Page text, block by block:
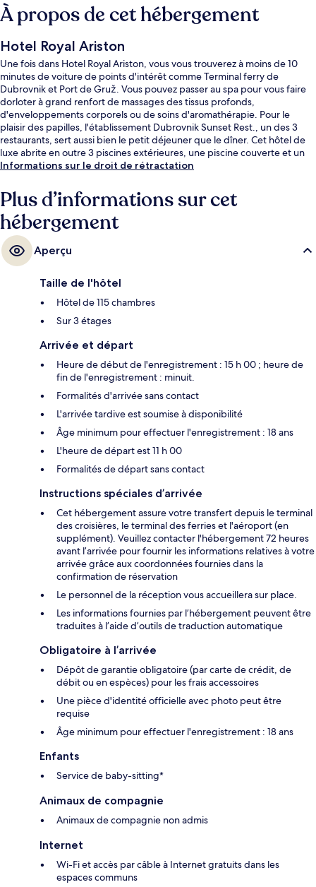
À propos de cet hébergement
Hotel Royal Ariston
Une fois dans Hotel Royal Ariston, vous vous trouverez à moins de 10
minutes de voiture de points d'intérêt comme Terminal ferry de
Dubrovnik et Port de Gruž. Vous pouvez passer au spa pour vous faire
dorloter à grand renfort de massages des tissus profonds,
d'enveloppements corporels ou de soins d'aromathérapie. Pour le
plaisir des papilles, l'établissement Dubrovnik Sunset Rest., un des 3
restaurants, sert aussi bien le petit déjeuner que le dîner. Cet hôtel de
luxe abrite en outre 3 piscines extérieures, une piscine couverte et un
bar à la plage. Les autres voyageurs ne disent que du bien en ce qui
Informations sur le droit de rétractation
Plus d’informations sur cet
hébergement
Aperçu
Taille de l'hôtel
Hôtel de 115 chambres
Sur 3 étages
Arrivée et départ
Heure de début de l'enregistrement : 15 h 00 ; heure de
fin de l'enregistrement : minuit.
Formalités d'arrivée sans contact
L'arrivée tardive est soumise à disponibilité
Âge minimum pour effectuer l'enregistrement : 18 ans
L'heure de départ est 11 h 00
Formalités de départ sans contact
Instructions spéciales d’arrivée
Cet hébergement assure votre transfert depuis le terminal
des croisières, le terminal des ferries et l'aéroport (en
supplément). Veuillez contacter l'hébergement 72 heures
avant l’arrivée pour fournir les informations relatives à votre
arrivée grâce aux coordonnées fournies dans la
confirmation de réservation
Le personnel de la réception vous accueillera sur place.
Les informations fournies par l’hébergement peuvent être
traduites à l’aide d’outils de traduction automatique
Obligatoire à l’arrivée
Dépôt de garantie obligatoire (par carte de crédit, de
débit ou en espèces) pour les frais accessoires
Une pièce d'identité officielle avec photo peut être
requise
Âge minimum pour effectuer l'enregistrement : 18 ans
Enfants
Service de baby-sitting*
Animaux de compagnie
Animaux de compagnie non admis
Internet
Wi-Fi et accès par câble à Internet gratuits dans les
espaces communs